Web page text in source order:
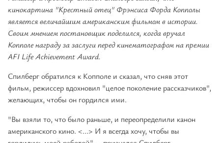
кинокартина "Крестный отец" Фрэнсиса Форда Копполы
является величайшим американским фильмом в истории.
Своим мнением постановщик поделился, когда вручал
Копполе награду за заслуги перед кинематографом на премии
AFI Life Achievement Award.
Спилберг обратился к Копполе и сказал, что сняв этот
фильм, режиссер вдохновил "целое поколение рассказчиков",
желающих, чтобы он гордился ими.
"Вы взяли то, что было раньше, и переопределили канон
американского кино. <...> И я всегда хочу, чтобы вы